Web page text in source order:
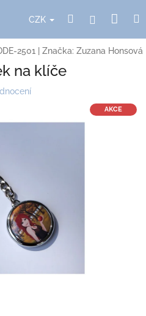
CZK HledatPřihlášení
2501 Značka: Zuzana Honsová
na klíče
AKCE